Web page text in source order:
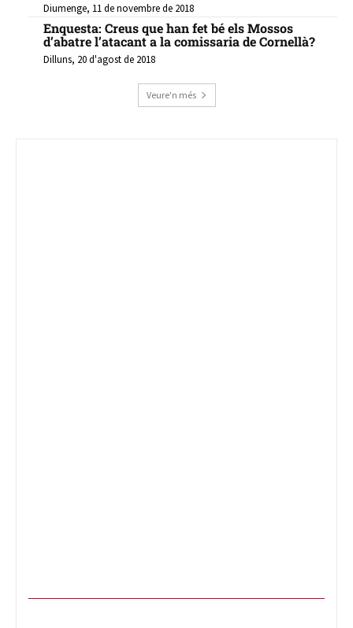
Diumenge, 11 de novembre de 2018
Enquesta: Creus que han fet bé els Mossos
d’abatre l’atacant a la comissaria de Cornellà?
Dilluns, 20 d'agost de 2018
Veure'n més